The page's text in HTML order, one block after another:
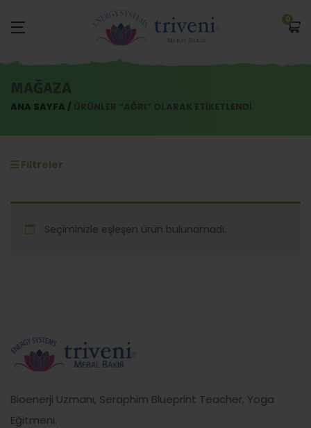
0
MAĞAZA
ANA SAYFA ÜRÜNLER “AĞRI” OLARAK ETIKETLENDI
Filtreler
Seçiminizle eşleşen ürün bulunamadı.
Bioenerji Uzmanı, Seraphim Blueprint Teacher, Yoga
Eğitmeni.